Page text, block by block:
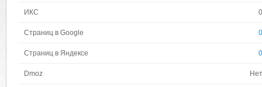
ИКС 0
Страниц в Google 0
Страниц в Яндексе 0
Dmoz Нет